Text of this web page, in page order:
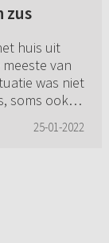
zus
huis uit
van
was niet
soms ook
25-01-2022